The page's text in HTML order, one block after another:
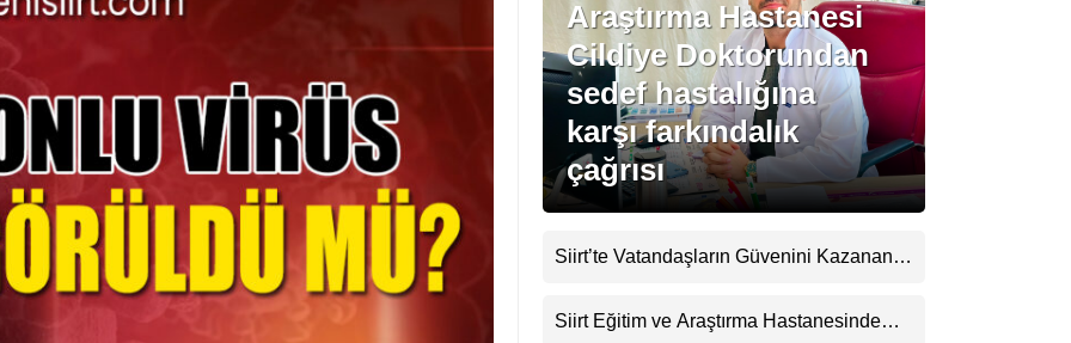
Gündem
Ekonomi
Spor
Araştırma Hastanesi
Cildiye Doktorundan
sedef hastalığına
karşı farkındalık
çağrısı
Siirt’te Vatandaşların Güvenini Kazanan
Topluyor
Siirt Eğitim ve Araştırma Hastanesinde